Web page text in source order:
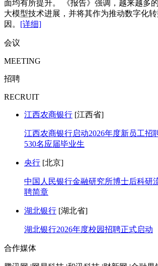
面均有所提升。 《报告》强调，越来越多
大模型技术进展，并将其作为推动数字化
因。 [详细]
会议
MEETING
招聘
RECRUIT
江西农商银行 [江西省]
江西农商银行启动2026年度新员工招
530名应届毕业生
央行 [北京]
中国人民银行金融研究所博士后科研
聘简章
湖北银行 [湖北省]
湖北银行2026年度校园招聘正式启动
合作媒体